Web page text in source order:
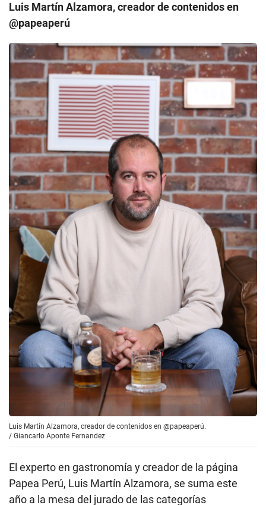
Luis Martín Alzamora, creador de contenidos en
@papeaperú
Luis Martín Alzamora, creador de contenidos en @papeaperú.
/ Giancarlo Aponte Fernandez
El experto en gastronomía y creador de la página
Papea Perú, Luis Martín Alzamora, se suma este
año a la mesa del jurado de las categorías